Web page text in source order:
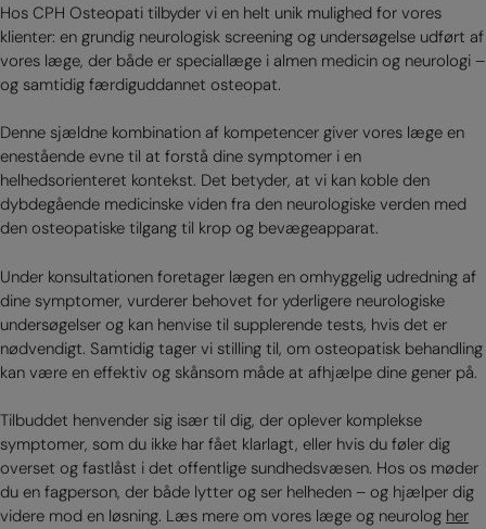
Hos CPH Osteopati tilbyder vi en helt unik mulighed for vores
klienter: en grundig neurologisk screening og undersøgelse udført af
vores læge, der både er speciallæge i almen medicin og neurologi –
og samtidig færdiguddannet osteopat.
Denne sjældne kombination af kompetencer giver vores læge en
enestående evne til at forstå dine symptomer i en
helhedsorienteret kontekst. Det betyder, at vi kan koble den
dybdegående medicinske viden fra den neurologiske verden med
den osteopatiske tilgang til krop og bevægeapparat.
Under konsultationen foretager lægen en omhyggelig udredning af
dine symptomer, vurderer behovet for yderligere neurologiske
undersøgelser og kan henvise til supplerende tests, hvis det er
nødvendigt. Samtidig tager vi stilling til, om osteopatisk behandling
kan være en effektiv og skånsom måde at afhjælpe dine gener på.
Tilbuddet henvender sig især til dig, der oplever komplekse
symptomer, som du ikke har fået klarlagt, eller hvis du føler dig
overset og fastlåst i det offentlige sundhedsvæsen. Hos os møder
du en fagperson, der både lytter og ser helheden – og hjælper dig
videre mod en løsning. Læs mere om vores læge og neurolog her